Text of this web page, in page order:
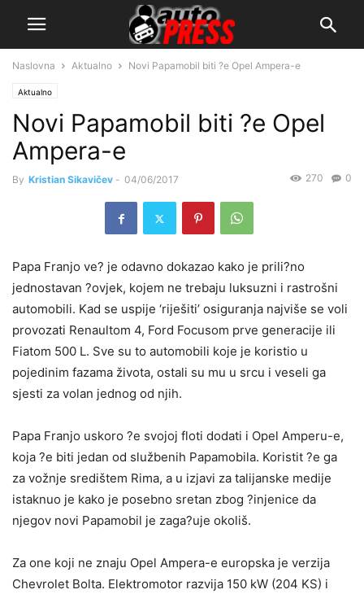
Naslovna Aktualno Novi Papamobil biti ?e Opel Ampera-e
Aktualno
Novi Papamobil biti ?e Opel
Ampera-e
By Kristian Sikavičev - 04/06/2017 0
270
Papa Franjo ve? je odavno dokazao kako je prili?no
jednostavan ?ovjek, kojem ne trebaju luksuzni i rastrošni
automobili. Kad se uspije ‘riješiti’ osiguranja najviše se voli
provozati Renaultom 4, Ford Focusom prve generacije ili
Fiatom 500 L. Sve su to automobili koje je koristio u
pojedinim fazama života, ostali su mu u srcu i veseli ga
sjesti za volan jednog od njih.
Papa Franjo uskoro ?e svojoj floti dodati i Opel Amperu-e,
koja ?e biti jedan od službenih Papamobila. Koristit ?e ga
za vožnje središtem Rima, a u izjavi za talijanske medije
istaknuo je kako je posebno sretan zbog ?injenice da
njegov novi Papamobil je zaga?uje okoliš.
Za one koji ne znaju Opel Ampera-e europska je verzija
Chevrolet Bolta. Elektromotor razvija 150 kW (204 KS) i